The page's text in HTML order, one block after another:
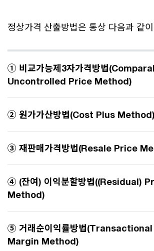
정상가격 산출방법은 통상 다음과 같
① 비교가능제3자가격방법
Uncontrolled Price Method)
② 원가가산방법(Cost Plus Method)
③ 재판매가격방법(Resale Price
④ (잔여) 이익분할방법((Residual)
Method)
⑤ 거래순이익률방법
Margin Method)